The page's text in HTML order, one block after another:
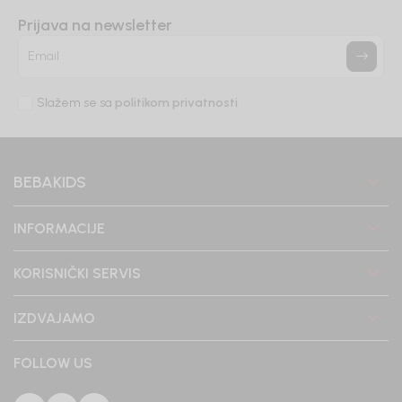
Prijava na newsletter
Email
Slažem se sa politikom privatnosti
BEBAKIDS
INFORMACIJE
KORISNIČKI SERVIS
IZDVAJAMO
FOLLOW US